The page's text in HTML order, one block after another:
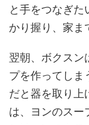
と手をつなぎ
かり握り、家ま
翌朝、ボクスン
プを作ってし
だと器を取り
は、ヨンのスー